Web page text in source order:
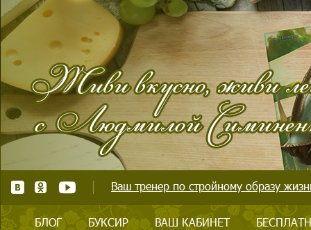
Ваш тренер по стройному образу
БЛОГ БУКСИР ВАШ КАБИНЕТ